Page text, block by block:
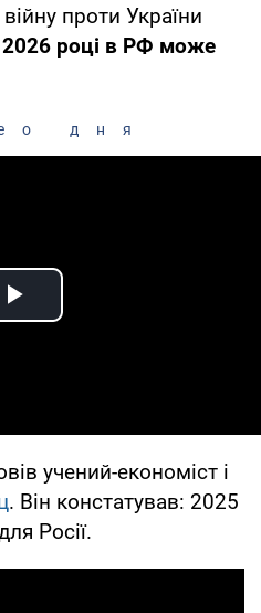
проти України
році в РФ може
дня
Play Video
учений-економіст і
. Він констатував: 2025
Росії.